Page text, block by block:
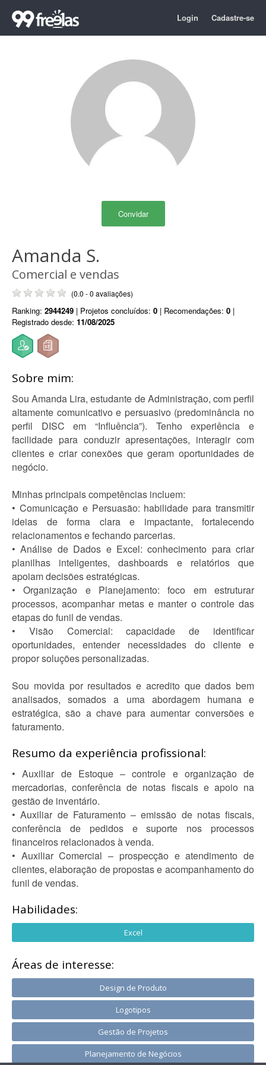
Login Cadastre-se
Convidar
Amanda S.
Comercial e vendas
(0.0 - 0 avaliações)
Ranking: 2944249 | Projetos concluídos: 0 | Recomendações: 0 |
Registrado desde: 11/08/2025
Sobre mim:
Sou Amanda Lira, estudante de Administração, com perfil
altamente comunicativo e persuasivo (predominância no
perfil DISC em “Influência”). Tenho experiência e
facilidade para conduzir apresentações, interagir com
clientes e criar conexões que geram oportunidades de
negócio.
Minhas principais competências incluem:
• Comunicação e Persuasão: habilidade para transmitir
ideias de forma clara e impactante, fortalecendo
relacionamentos e fechando parcerias.
• Análise de Dados e Excel: conhecimento para criar
planilhas inteligentes, dashboards e relatórios que
apoiam decisões estratégicas.
• Organização e Planejamento: foco em estruturar
processos, acompanhar metas e manter o controle das
etapas do funil de vendas.
• Visão Comercial: capacidade de identificar
oportunidades, entender necessidades do cliente e
propor soluções personalizadas.
Sou movida por resultados e acredito que dados bem
analisados, somados a uma abordagem humana e
estratégica, são a chave para aumentar conversões e
faturamento.
Resumo da experiência profissional:
• Auxiliar de Estoque – controle e organização de
mercadorias, conferência de notas fiscais e apoio na
gestão de inventário.
• Auxiliar de Faturamento – emissão de notas fiscais,
conferência de pedidos e suporte nos processos
financeiros relacionados à venda.
• Auxiliar Comercial – prospecção e atendimento de
clientes, elaboração de propostas e acompanhamento do
funil de vendas.
Habilidades:
Excel
Áreas de interesse:
Design de Produto
Logotipos
Gestão de Projetos
Planejamento de Negócios